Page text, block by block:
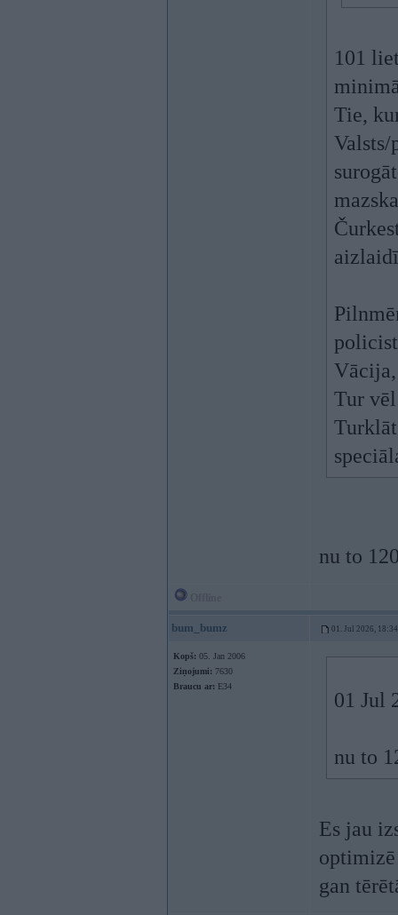
101
Tie,
Valsts/
Tur
nu to
bum_bumz 01. Jul 2026, 18:34
Kopš: 05. Jan 2006
Ziņojumi: 7630
Braucu ar: E34
01 Jul
nu to
Es jau
gan